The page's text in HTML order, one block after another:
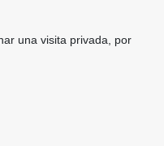
una visita privada, por